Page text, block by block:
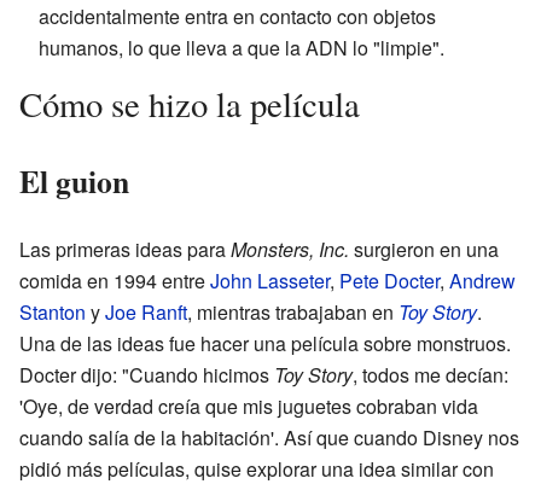
accidentalmente entra en contacto con objetos
humanos, lo que lleva a que la ADN lo "limpie".
Cómo se hizo la película
El guion
Las primeras ideas paraMonsters, Inc. surgieron en una
comida en 1994 entreJohn Lasseter, Pete Docter, Andrew
Stanton yJoe Ranft, mientras trabajaban en Toy Story.
Una de las ideas fue hacer una película sobre monstruos.
Docter dijo: "Cuando hicimos Toy Story, todos me decían:
'Oye, de verdad creía que mis juguetes cobraban vida
cuando salía de la habitación'. Así que cuando Disney nos
pidió más películas, quise explorar una idea similar con